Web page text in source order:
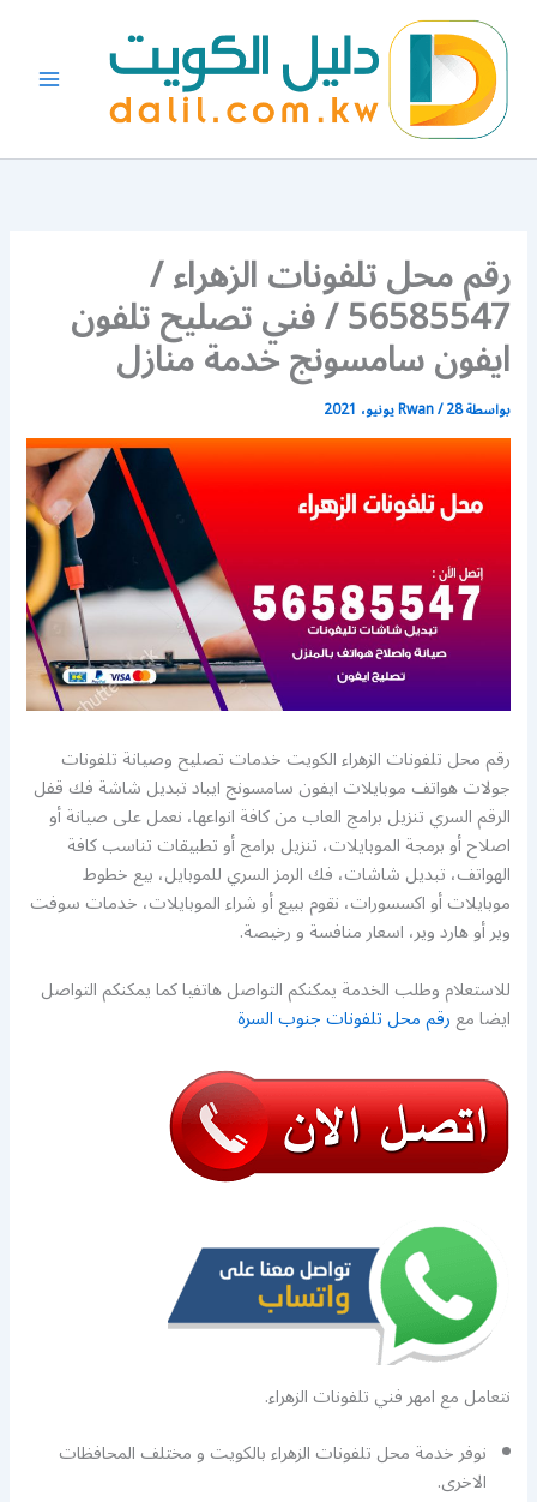
المحتوى
رقم محل تلفونات الزهراء /
56585547 / فني تصليح تلفون
ايفون سامسونج خدمة منازل
بواسطة Rwan/28 يونيو، 2021
رقم محل تلفونات الزهراء الكويت خدمات تصليح وصيانة تلفونات
جولات هواتف موبايلات ايفون سامسونج ايباد تبديل شاشة فك قفل
الرقم السري تنزيل برامج العاب من كافة انواعها، نعمل على صيانة أو
اصلاح أو برمجة الموبايلات، تنزيل برامج أو تطبيقات تناسب كافة
الهواتف، تبديل شاشات، فك الرمز السري للموبايل، بيع خطوط
موبايلات أو اكسسورات، نقوم ببيع أو شراء الموبايلات، خدمات سوفت
وير أو هارد وير، اسعار منافسة و رخيصة.
للاستعلام وطلب الخدمة يمكنكم التواصل هاتفيا كما يمكنكم التواصل
ايضا معرقم محل تلفونات جنوب السرة
نتعامل مع امهر فني تلفونات الزهراء.
نوفر خدمة محل تلفونات الزهراء بالكويت و مختلف المحافظات
الاخرى.